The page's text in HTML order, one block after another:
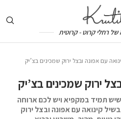
של רחלי קרוט - קרוטית
עם אפונה ובצל ירוק שמכינים בצ’יק
ירוק שמכינים בצ’יק
ירקות שיש תמיד במקפיא ויש לכם ארוחה
קינואה עם אפונה ובצל ירוק